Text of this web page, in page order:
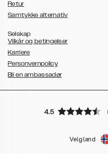
Retur
Samtykke alternativ
Selskap
Vilkår og betingelser
Karriere
Personvernpolicy
Bli en ambassadør
4.5
Velg land